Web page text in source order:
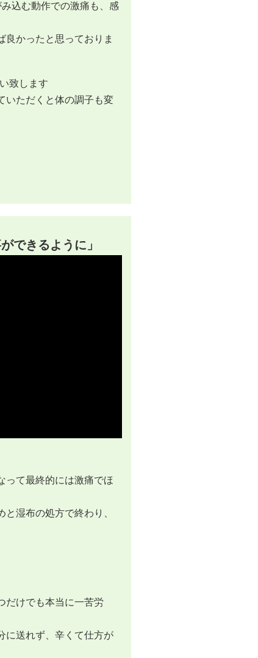
込む動作での激痛も、感
良かったと思っておりま
致します
いただくと体の調子も変
できるように」
って最終的には激痛でほ
湿布の処方で終わり、
だけでも本当に一苦労
に送れず、辛くて仕方が